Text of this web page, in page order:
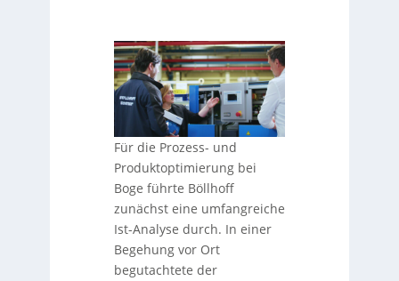
Für die Prozess- und
Produktoptimierung bei
Boge führte Böllhoff
zunächst eine umfangreiche
Ist-Analyse durch. In einer
Begehung vor Ort
begutachtete der